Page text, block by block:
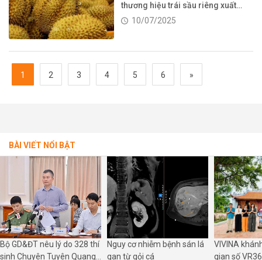
thương hiệu trái sầu riêng xuất
khẩu10/07/2025
1 2 3 4 5 6 »
BÀI VIẾT NỔI BẬT
Bộ GD&ĐT nêu lý do 328 thí
sinh Chuyên Tuyên Quang
Nguy cơ nhiễm bệnh sán lá
gan từ gỏi cá
VIVINA
gian số